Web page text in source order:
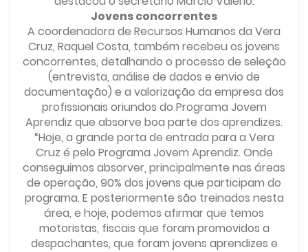
Jovens concorrentes
A coordenadora de Recursos Humanos da Vera
Cruz, Raquel Costa, também recebeu os jovens
concorrentes, detalhando o processo de seleção
(entrevista, análise de dados e envio de
documentação) e a valorização da empresa dos
profissionais oriundos do Programa Jovem
Aprendiz que absorve boa parte dos aprendizes.
“Hoje, a grande porta de entrada para a Vera
Cruz é pelo Programa Jovem Aprendiz. Onde
conseguimos absorver, principalmente nas áreas
de operação, 90% dos jovens que participam do
programa. E posteriormente são treinados nesta
área, e hoje, podemos afirmar que temos
motoristas, fiscais que foram promovidos a
despachantes, que foram jovens aprendizes e